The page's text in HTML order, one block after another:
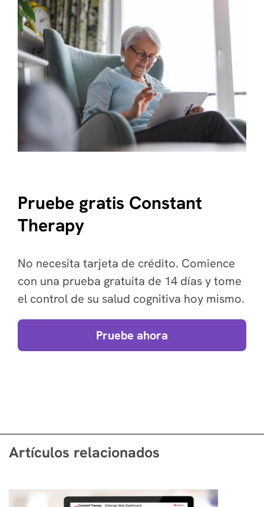
Pruebe gratis Constant
Therapy
No necesita tarjeta de crédito. Comience
con una prueba gratuita de 14 días y tome
el control de su salud cognitiva hoy mismo.
Pruebe ahora
Artículos relacionados